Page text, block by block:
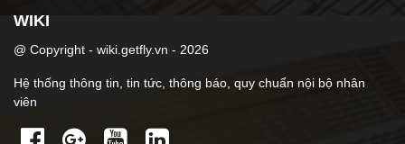
WIKI
@ Copyright - wiki.getfly.vn - 2026
Hệ thống thông tin, tin tức, thông báo, quy chuẩn nội bộ nhân
viên